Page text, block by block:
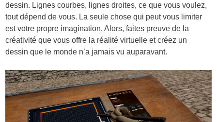
dessin. Lignes courbes, lignes droites, ce que vous voulez,
tout dépend de vous. La seule chose qui peut vous limiter
est votre propre imagination. Alors, faites preuve de la
créativité que vous offre la réalité virtuelle et créez un
dessin que le monde n’a jamais vu auparavant.